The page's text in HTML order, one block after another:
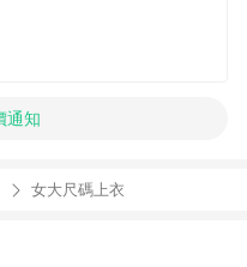
通知
女大尺碼上衣